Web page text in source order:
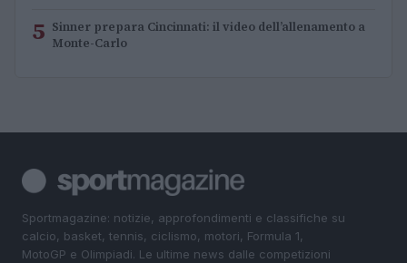
5 Sinner prepara Cincinnati: il video dell’allenamento a
Monte-Carlo
Sportmagazine: notizie, approfondimenti e classifiche su
calcio, basket, tennis, ciclismo, motori, Formula 1,
MotoGP e Olimpiadi. Le ultime news dalle competizioni